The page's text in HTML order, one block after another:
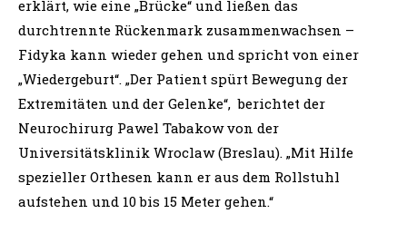
erklärt, wie eine „Brücke“ und ließen das
durchtrennte Rückenmark zusammenwachsen –
Fidyka kann wieder gehen und spricht von einer
„Wiedergeburt“. „Der Patient spürt Bewegung der
Extremitäten und der Gelenke“, berichtet der
Neurochirurg Pawel Tabakow von der
Universitätsklinik Wroclaw (Breslau). „Mit Hilfe
spezieller Orthesen kann er aus dem Rollstuhl
aufstehen und 10 bis 15 Meter gehen.“